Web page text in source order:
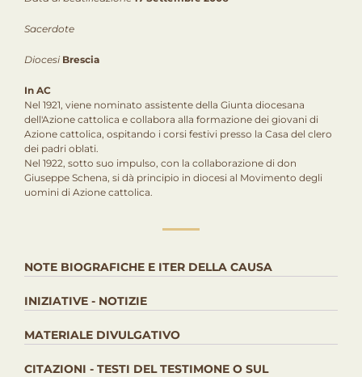
Sacerdote
Diocesi Brescia
In AC
Nel 1921, viene nominato assistente della Giunta diocesana
dell'Azione cattolica e collabora alla formazione dei giovani di
Azione cattolica, ospitando i corsi festivi presso la Casa del clero
dei padri oblati.
Nel 1922, sotto suo impulso, con la collaborazione di don
Giuseppe Schena, si dà principio in diocesi al Movimento degli
uomini di Azione cattolica.
NOTE BIOGRAFICHE E ITER DELLA CAUSA
INIZIATIVE - NOTIZIE
MATERIALE DIVULGATIVO
CITAZIONI - TESTI DEL TESTIMONE O SUL